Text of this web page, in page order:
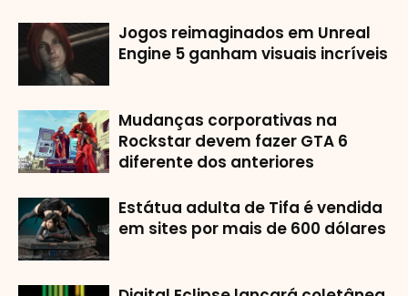
Jogos reimaginados em Unreal
Engine 5 ganham visuais incríveis
Mudanças corporativas na
Rockstar devem fazer GTA 6
diferente dos anteriores
Estátua adulta de Tifa é vendida
em sites por mais de 600 dólares